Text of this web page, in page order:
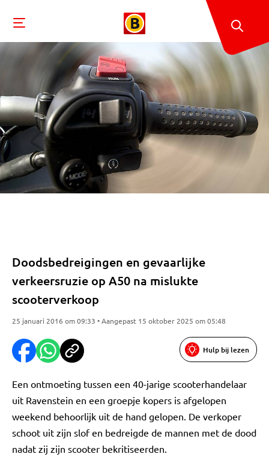
Doodsbedreigingen en gevaarlijke
verkeersruzie op A50 na mislukte
scooterverkoop
25 januari 2016 om 09:33 • Aangepast 15 oktober 2025 om 05:48
Hulp bij lezen
Een ontmoeting tussen een 40-jarige scooterhandelaar
uit Ravenstein en een groepje kopers is afgelopen
weekend behoorlijk uit de hand gelopen. De verkoper
schoot uit zijn slof en bedreigde de mannen met de dood
nadat zij zijn scooter bekritiseerden.